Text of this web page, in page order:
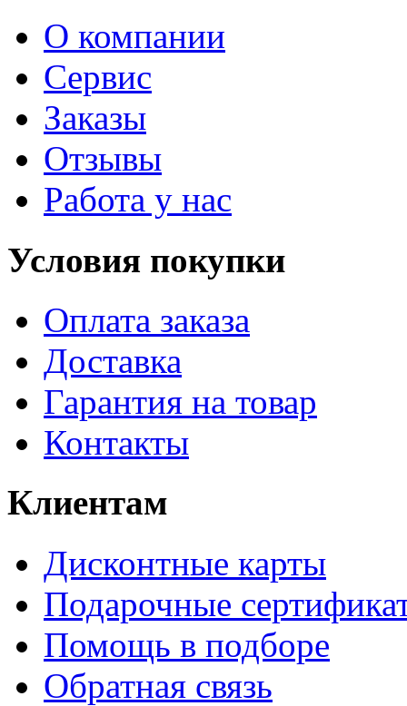
О компании
Сервис
Заказы
Отзывы
Работа у нас
Условия покупки
Оплата заказа
Доставка
Гарантия на товар
Контакты
Клиентам
Дисконтные карты
Подарочные
Помощь в подборе
Обратная связь